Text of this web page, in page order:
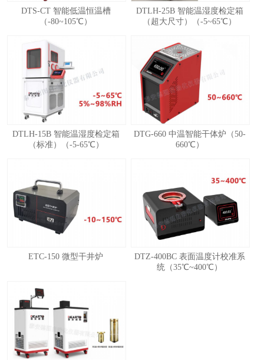
DTS-CT 智能低温恒温槽
（-80~105℃）
DTLH-25B 智能温湿度检定箱
（超大尺寸）（-5~65℃）
DTLH-15B 智能温湿度检定箱
（标准）（-5-65℃）
DTG-660 中温智能干体炉（50-
660℃）
ETC-150 微型干井炉
DTZ-400BC 表面温度计校准系
统（35℃~400℃）